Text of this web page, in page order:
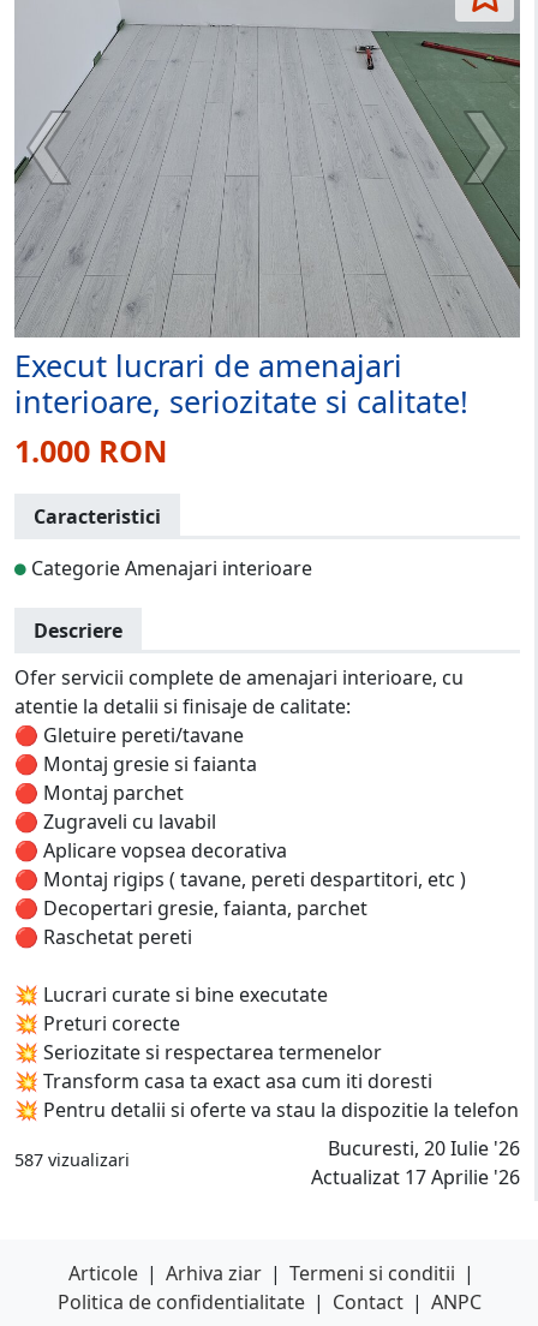
Execut lucrari de amenajari
interioare, seriozitate si calitate!
1.000 RON
Caracteristici
Categorie Amenajari interioare
Descriere
Ofer servicii complete de amenajari interioare, cu
atentie la detalii si finisaje de calitate:
🔴 Gletuire pereti/tavane
🔴 Montaj gresie si faianta
🔴 Montaj parchet
🔴 Zugraveli cu lavabil
🔴 Aplicare vopsea decorativa
🔴 Montaj rigips ( tavane, pereti despartitori, etc )
🔴 Decopertari gresie, faianta, parchet
🔴 Raschetat pereti
💥 Lucrari curate si bine executate
💥 Preturi corecte
💥 Seriozitate si respectarea termenelor
💥 Transform casa ta exact asa cum iti doresti
💥 Pentru detalii si oferte va stau la dispozitie la telefon
587 vizualizari
Bucuresti, 20 Iulie '26
Actualizat 17 Aprilie '26
Articole | Arhiva ziar | Termeni si conditii |
Politica de confidentialitate | Contact | ANPC